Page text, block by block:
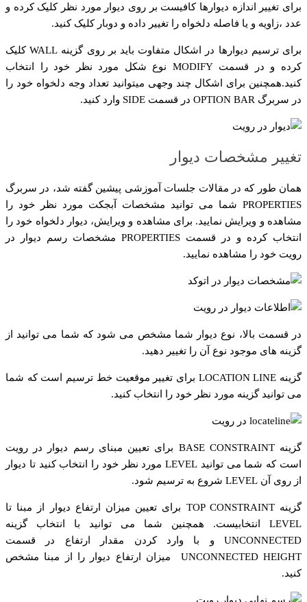
برای تغییر اندازه دیوارها کافیست بر روی دیوار مورد نظر کلیک کرده و
عدد ،زاویه و یا فاصله دلخواه را تغییر داده و دوبار کلیک کنید.
برای ترسیم دیوارها در اشکال متفاوت باید بر روی گزینه WALL کلیک
کرده و در قسمت MODIFY نوع شکل مورد نظر خود را انتخاب
کنید.همچنین برای اشکال چند وجهی میتوانید تعداد وجه دلخواه خود را
در سربرگ OPTION BAR در قسمت SIDE وارد کنید.
تغییر مشخصات دیوار
همان طور که در مقالات جلسات آموزشی پیشین گفته شد، در سربرگ
PROPERTIES شما می توانید مشخصات آبجکت مورد نظر خود را
مشاهده و ویرایش نمایید. برای مشاهده و ویرایش، دیوار دلخواه خود را
انتخاب کرده و در قسمت PROPERTIES مشخصات رسم دیوار در
رویت خود را مشاهده نمایید.
در قسمت بالا، نوع دیوار شما مشخص می شود که شما می توانید از
گزینه های موجود نوع آن را تغییر دهید.
گزینه LOCATION LINE برای تغییر موقعیت خط ترسیم است که شما
می توانید گزینه مورد نظر خود را انتخاب کنید.
گزینه BASE CONSTRAINT برای تعیین مبنای رسم دیوار در رویت
است که شما می توانید LEVEL مورد نظر خود را انتخاب کنید تا دیوار
از روی آن LEVEL شروع به ترسیم شود.
گزینه TOP CONSTRAINT برای تعیین میزان ارتفاع دیوار از مبنا تا
LEVEL انتخابیست. همچنین شما می توانید با انتخاب گزینه
UNCONNECTED و با وارد کردن مقدار ارتفاع در قسمت
UNCONNECTED HEIGHT میزان ارتفاع دیوار را از مبنا مشخص
کنید.